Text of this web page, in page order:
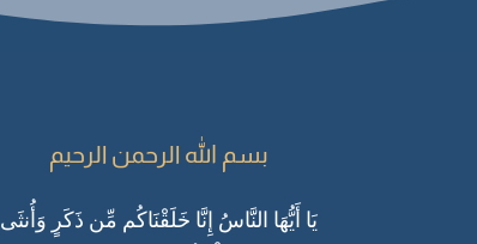
بسم الله الرحمن الرحيم
يَا أَيُّهَا النَّاسُ إِنَّا خَلَقْنَاكُم مِّن ذَكَرٍ وَأُنثَى